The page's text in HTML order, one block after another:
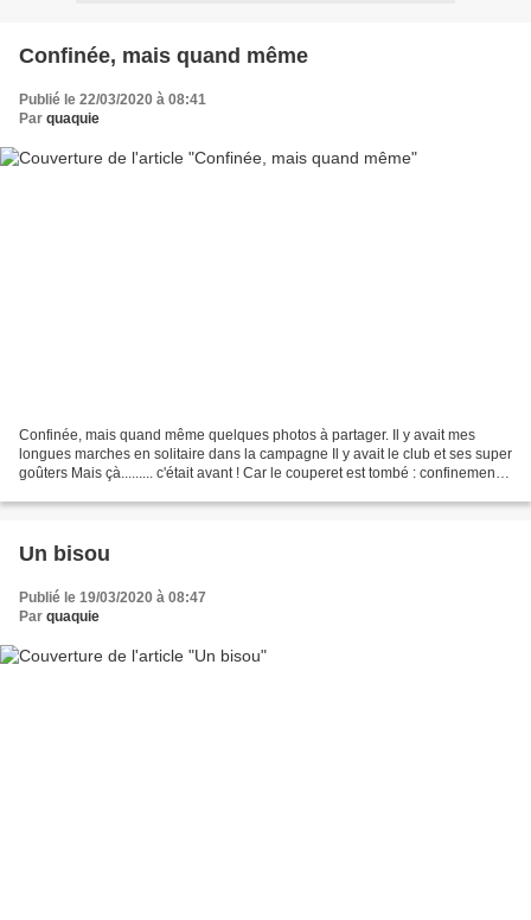
Confinée, mais quand même
Publié le 22/03/2020 à 08:41
Par quaquie
Confinée, mais quand même quelques photos à partager. Il y avait mes
longues marches en solitaire dans la campagne Il y avait le club et ses super
goûters Mais çà......... c'était avant ! Car le couperet est tombé : confinement !
Un bisou
Publié le 19/03/2020 à 08:47
Par quaquie